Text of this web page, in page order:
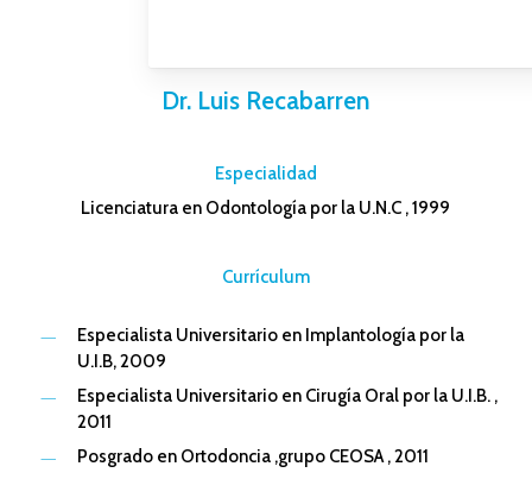
Dr. Luis Recabarren
Especialidad
Licenciatura en Odontología por la U.N.C , 1999
Currículum
Especialista Universitario en Implantología por la
U.I.B, 2009
Especialista Universitario en Cirugía Oral por la U.I.B. ,
2011
Posgrado en Ortodoncia ,grupo CEOSA , 2011